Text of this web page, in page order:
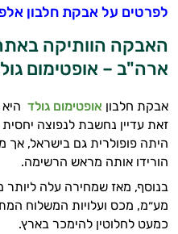
לפרטים על אבקת חלבון
האבקה הוותיקה
ארה"ב – אופטימום
אבקת חלבון אופטימום גולד
זאת עדיין נחשבת לנפוצה
היתה פופולרית גם בישראל, אך
הורידו אותה מראש הרשימה.
מע״מ, מכס ועלויות המשלוח
כמעט לחלוטין להימכר בארץ.